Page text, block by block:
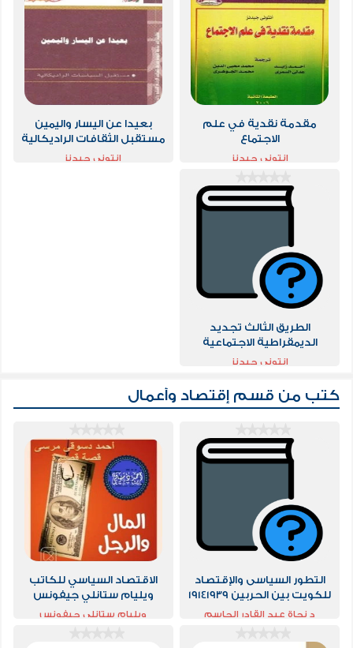
مقدمة نقدية في علم
الاجتماع
انتوني جيدنز
بعيدا عن اليسار واليمين
مستقبل الثقافات الراديكالية
انتوني جيدنز
الطريق الثالث تجديد
الديمقراطية الاجتماعية
انتوني جيدنز
كتب من قسم إقتصاد وأعمال
التطور السياسى والإقتصاد
للكويت بين الحربين 19141939
د نجاة عبد القادر الجاسم
الاقتصاد السياسي للكاتب
ويليام ستانلي جيفونس
ويليام ستانلي جيفونس